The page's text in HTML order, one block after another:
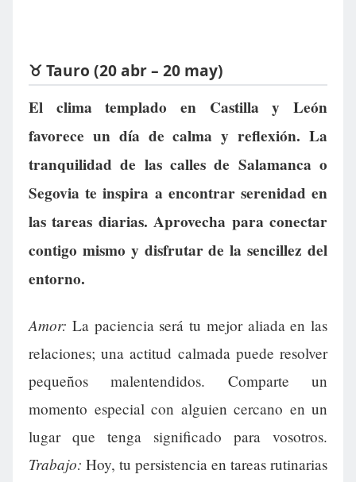
♉ Tauro (20 abr – 20 may)
El clima templado en Castilla y León
favorece un día de calma y reflexión. La
tranquilidad de las calles de Salamanca o
Segovia te inspira a encontrar serenidad en
las tareas diarias. Aprovecha para conectar
contigo mismo y disfrutar de la sencillez del
entorno.
Amor: La paciencia será tu mejor aliada en las
relaciones; una actitud calmada puede resolver
pequeños malentendidos. Comparte un
momento especial con alguien cercano en un
lugar que tenga significado para vosotros.
Trabajo: Hoy, tu persistencia en tareas rutinarias